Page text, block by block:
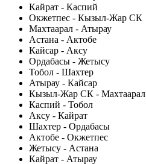
Кайрат - Каспий
Окжетпес - Кызыл-Жар СК
Махтаарал - Атырау
Астана - Актобе
Кайсар - Аксу
Ордабасы - Жетысу
Тобол - Шахтер
Атырау - Кайсар
Кызыл-Жар СК - Махтаарал
Каспий - Тобол
Аксу - Кайрат
Шахтер - Ордабасы
Актобе - Окжетпес
Жетысу - Астана
Кайрат - Атырау